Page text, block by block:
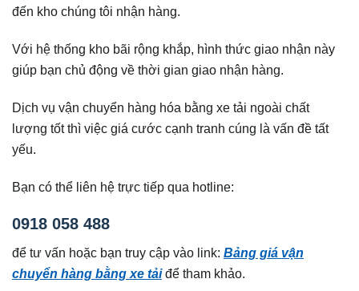
đến kho chúng tôi nhận hàng.
Với hệ thống kho bãi rộng khắp, hình thức giao nhận này
giúp bạn chủ động về thời gian giao nhận hàng.
Dịch vụ vận chuyển hàng hóa bằng xe tải ngoài chất
lượng tốt thì việc giá cước cạnh tranh cúng là vấn đề tất
yếu.
Bạn có thể liên hệ trực tiếp qua hotline:
0918 058 488
để tư vấn hoặc bạn truy cập vào link: Bảng giá vận
chuyển hàng bằng xe tảiđể tham khảo.